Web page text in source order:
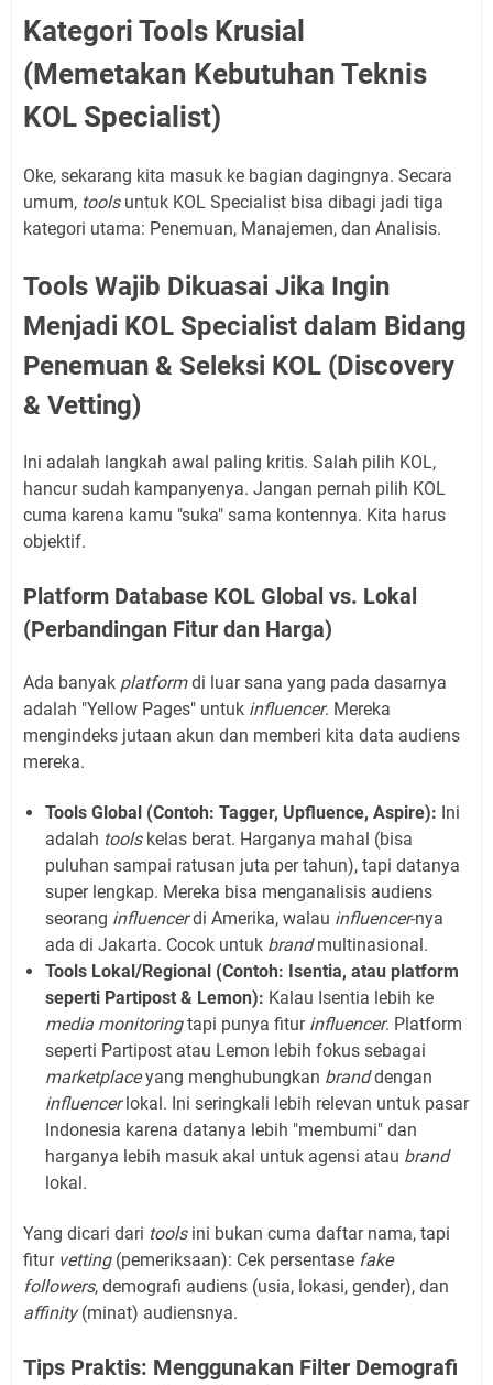
Kategori Tools Krusial
(Memetakan Kebutuhan Teknis
KOL Specialist)
Oke, sekarang kita masuk ke bagian dagingnya. Secara
umum, toolsuntuk KOL Specialist bisa dibagi jadi tiga
kategori utama: Penemuan, Manajemen, dan Analisis.
Tools Wajib Dikuasai Jika Ingin
Menjadi KOL Specialist dalam Bidang
Penemuan & Seleksi KOL (Discovery
& Vetting)
Ini adalah langkah awal paling kritis. Salah pilih KOL,
hancur sudah kampanyenya. Jangan pernah pilih KOL
cuma karena kamu "suka" sama kontennya. Kita harus
objektif.
Platform Database KOL Global vs. Lokal
(Perbandingan Fitur dan Harga)
Ada banyak platformdi luar sana yang pada dasarnya
adalah "Yellow Pages" untuk influencer. Mereka
mengindeks jutaan akun dan memberi kita data audiens
mereka.
Tools Global (Contoh: Tagger, Upfluence, Aspire): Ini
adalah toolskelas berat. Harganya mahal (bisa
puluhan sampai ratusan juta per tahun), tapi datanya
super lengkap. Mereka bisa menganalisis audiens
seorang influencerdi Amerika, walau influencer-nya
ada di Jakarta. Cocok untuk brandmultinasional.
Tools Lokal/Regional (Contoh: Isentia, atau platform
seperti Partipost & Lemon): Kalau Isentia lebih ke
media monitoringtapi punya fitur influencer. Platform
seperti Partipost atau Lemon lebih fokus sebagai
marketplaceyang menghubungkan branddengan
influencerlokal. Ini seringkali lebih relevan untuk pasar
Indonesia karena datanya lebih "membumi" dan
harganya lebih masuk akal untuk agensi atau brand
lokal.
Yang dicari dari toolsini bukan cuma daftar nama, tapi
fitur vetting(pemeriksaan): Cek persentase fake
followers, demografi audiens (usia, lokasi, gender), dan
affinity(minat) audiensnya.
Tips Praktis: Menggunakan Filter Demografi